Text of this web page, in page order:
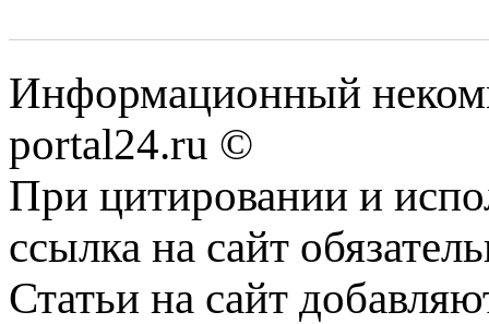
Информационный
portal24.ru ©
При цитировании и
ссылка на сайт
Статьи на сайт